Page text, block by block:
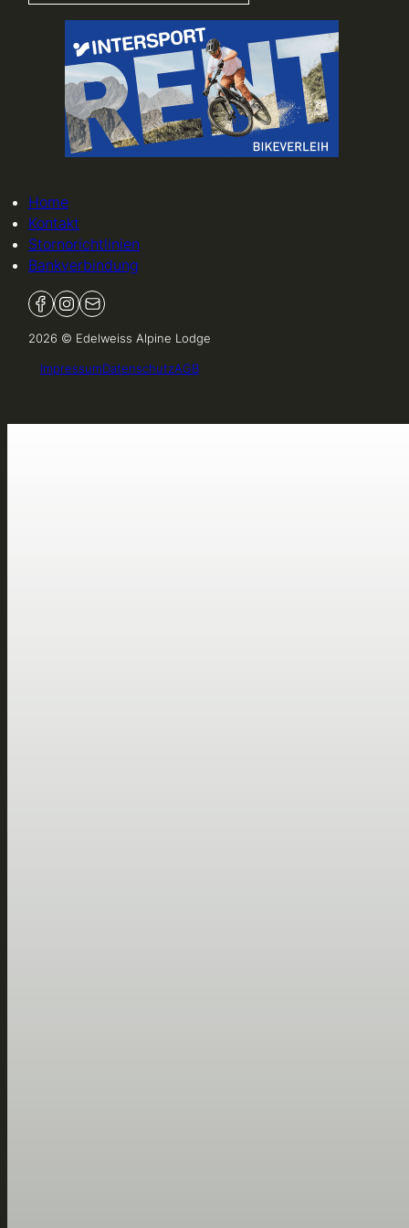
Home
Kontakt
Stornorichtlinien
Bankverbindung
Follow us on Facebook
Floge uns auf Instagram
Sende uns ein Email
2026 © Edelweiss Alpine Lodge
ImpressumDatenschutzAGB